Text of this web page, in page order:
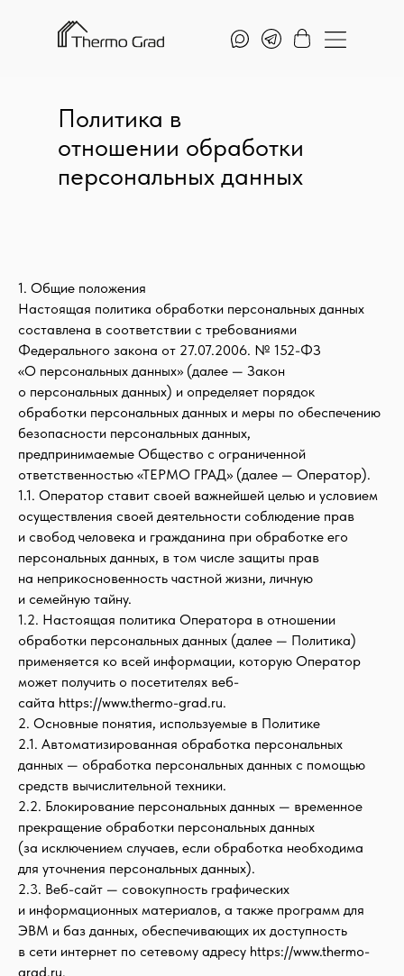
Политика в
отношении обработки
персональных данных
1. Общие положения
Настоящая политика обработки персональных данных
составлена в соответствии с требованиями
Федерального закона от 27.07.2006. № 152-ФЗ
«О персональных данных» (далее — Закон
о персональных данных) и определяет порядок
обработки персональных данных и меры по обеспечению
безопасности персональных данных,
предпринимаемые Общество с ограниченной
ответственностью «ТЕРМО ГРАД» (далее — Оператор).
1.1. Оператор ставит своей важнейшей целью и условием
осуществления своей деятельности соблюдение прав
и свобод человека и гражданина при обработке его
персональных данных, в том числе защиты прав
на неприкосновенность частной жизни, личную
и семейную тайну.
1.2. Настоящая политика Оператора в отношении
обработки персональных данных (далее — Политика)
применяется ко всей информации, которую Оператор
может получить о посетителях веб-
сайта https://www.thermo-grad.ru.
2. Основные понятия, используемые в Политике
2.1. Автоматизированная обработка персональных
данных — обработка персональных данных с помощью
средств вычислительной техники.
2.2. Блокирование персональных данных — временное
прекращение обработки персональных данных
(за исключением случаев, если обработка необходима
для уточнения персональных данных).
2.3. Веб-сайт — совокупность графических
и информационных материалов, а также программ для
ЭВМ и баз данных, обеспечивающих их доступность
в сети интернет по сетевому адресу https://www.thermo-
grad.ru.